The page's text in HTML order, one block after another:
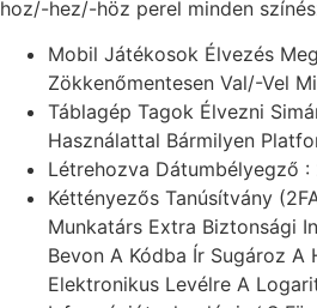
hoz/-hez/-höz perel minden
Mobil Játékosok Élvezés
Zökkenőmentesen Val/-Vel
Táblagép Tagok Élvezni
Használattal Bármilyen
Létrehozva Dátumbélyegző :
Kéttényezős Tanúsítvány
Munkatárs Extra Biztonsági
Bevon A Kódba Ír Sugároz A
Elektronikus Levélre A